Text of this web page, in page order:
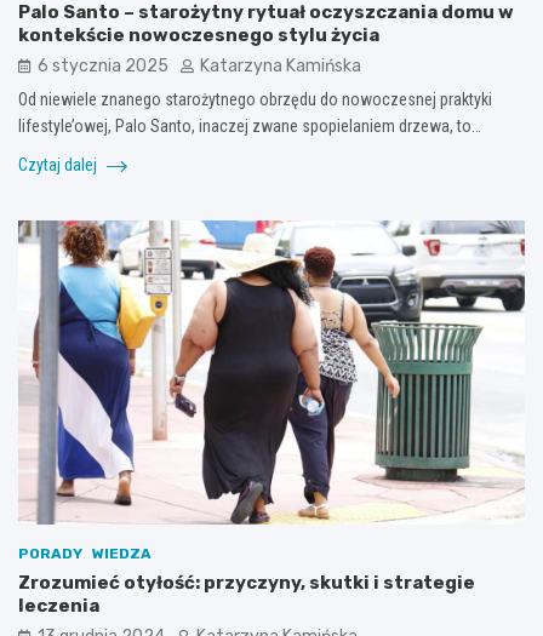
Palo Santo – starożytny rytuał oczyszczania domu w
kontekście nowoczesnego stylu życia
6 stycznia 2025 Katarzyna Kamińska
Od niewiele znanego starożytnego obrzędu do nowoczesnej praktyki
lifestyle’owej, Palo Santo, inaczej zwane spopielaniem drzewa, to…
Czytaj dalej
PORADY WIEDZA
Zrozumieć otyłość: przyczyny, skutki i strategie
leczenia